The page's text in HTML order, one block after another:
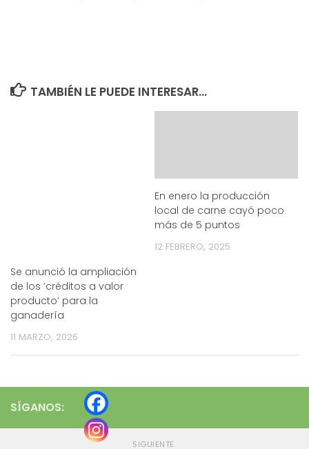
TAMBIÉN LE PUEDE INTERESAR...
Se anunció la ampliación
de los ‘créditos a valor
producto’ para la
ganadería
11 MARZO, 2026
En enero la producción
local de carne cayó poco
más de 5 puntos
12 FEBRERO, 2025
SÍGANOS:
SIGUIENTE